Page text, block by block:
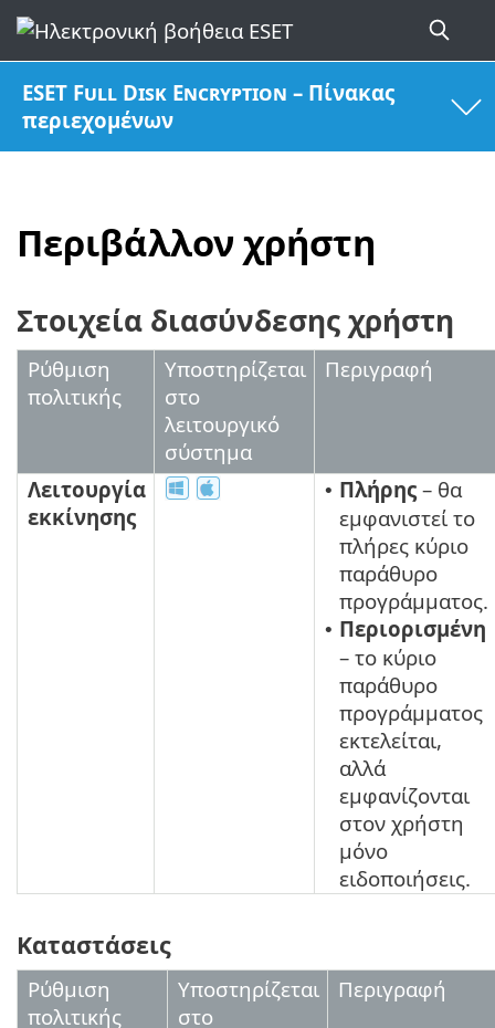
ESET Full Disk Encryption – Πίνακας
περιεχομένων
Περιβάλλον χρήστη
Στοιχεία διασύνδεσης χρήστη
Ρύθμιση
πολιτικής
Υποστηρίζεται
στο
λειτουργικό
σύστημα
Περιγραφή
Λειτουργία
εκκίνησης
• Πλήρης – θα
εμφανιστεί το
πλήρες κύριο
παράθυρο
προγράμματος.
• Περιορισμένη
– το κύριο
παράθυρο
προγράμματος
εκτελείται,
αλλά
εμφανίζονται
στον χρήστη
μόνο
ειδοποιήσεις.
Καταστάσεις
Ρύθμιση
πολιτικής
Υποστηρίζεται
στο
Περιγραφή